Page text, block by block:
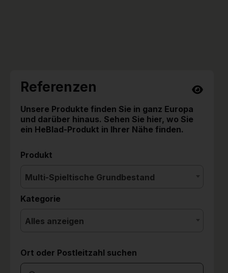
Referenzen
Unsere Produkte finden Sie in ganz Europa
und darüber hinaus. Sehen Sie hier, wo Sie
ein HeBlad-Produkt in Ihrer Nähe finden.
Produkt
Multi-Spieltische Grundbestand
Kategorie
Alles anzeigen
Ort oder Postleitzahl suchen